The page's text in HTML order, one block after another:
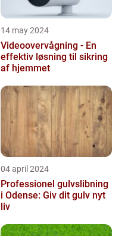
14 may 2024
Videoovervågning - En
effektiv løsning til sikring
af hjemmet
04 april 2024
Professionel gulvslibning
i Odense: Giv dit gulv nyt
liv